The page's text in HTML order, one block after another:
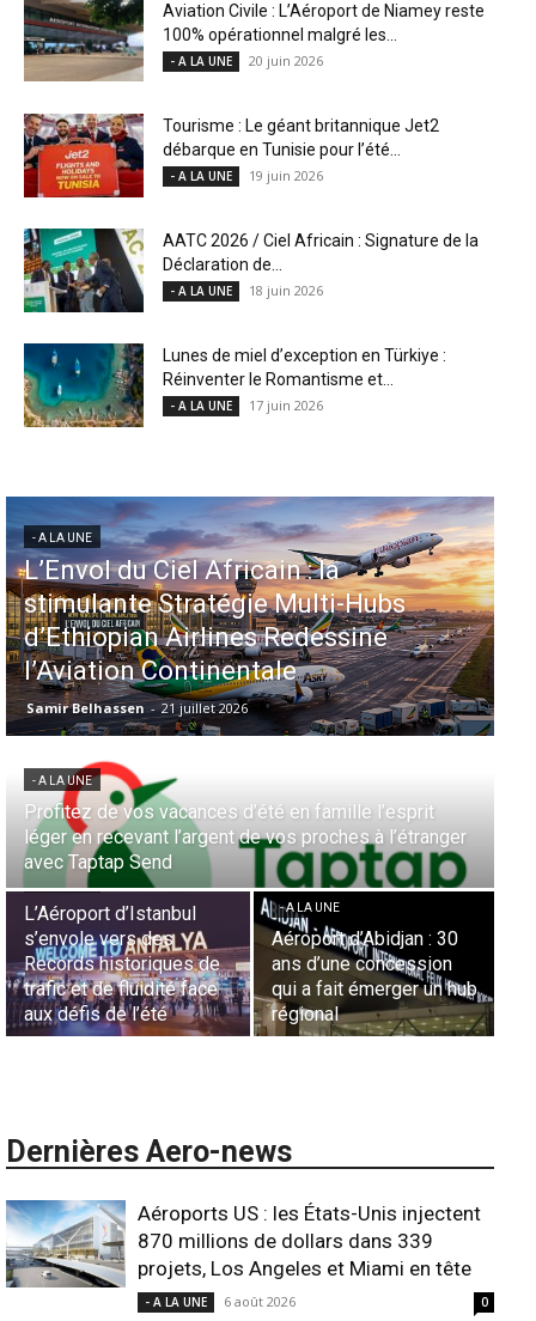
Aviation Civile : L’Aéroport de Niamey reste
100% opérationnel malgré les...
- A LA UNE 20 juin 2026
Tourisme : Le géant britannique Jet2
débarque en Tunisie pour l’été...
- A LA UNE 19 juin 2026
AATC 2026 / Ciel Africain : Signature de la
Déclaration de...
- A LA UNE 18 juin 2026
Lunes de miel d’exception en Türkiye :
Réinventer le Romantisme et...
- A LA UNE 17 juin 2026
- A LA UNE
Aéroports US : les États-Unis
injectent 870 millions de dollars
dans 339 projets, Los Angeles et
Miami en tête
Samir Belhassen - 6 août 2026
- A LA UNE
Aérien & Stratégie : Comment Royal Air Maroc fait de
la diaspora européenne le moteur de son hub de
Casablanca
- A LA UNE
Sécurité des frontières
aériennes en Afrique :
L’appel urgent à
l’harmonisation globale
- A LA UNE
Nominations : Sadri
Essid à la tête de la
Représentation d’Air
France en Tunisie et
Lionel Rault aux
commandes de la région
ANSCO
Dernières Aero-news
Aéroports US : les États-Unis injectent
870 millions de dollars dans 339
projets, Los Angeles et Miami en tête
- A LA UNE 6 août 2026 0